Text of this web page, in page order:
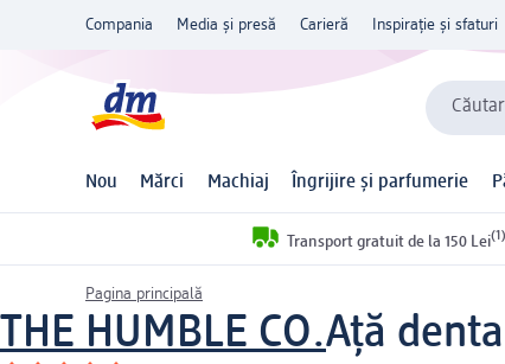
Compania Media și presă Carieră Inspirație și sfaturi
Nou Mărci Machiaj Îngrijire și parfumerie
Transport gratuit de la 150 Lei(1)
Pagina principală
THE HUMBLE CO.Ață